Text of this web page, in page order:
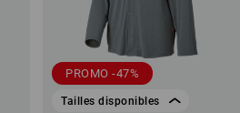
PROMO -47%
Tailles disponibles